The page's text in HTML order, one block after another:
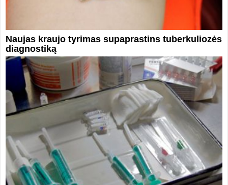
Naujas kraujo tyrimas supaprastins tuberkuliozės
diagnostiką